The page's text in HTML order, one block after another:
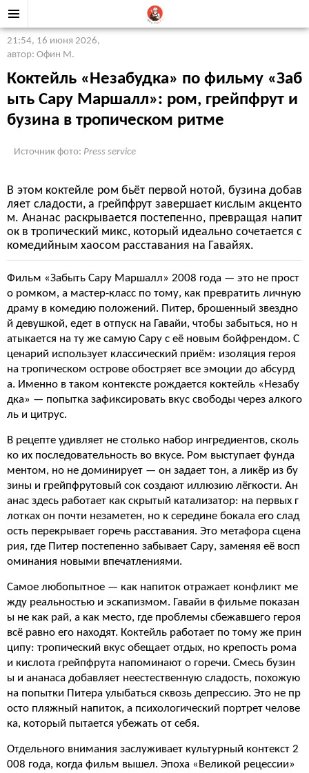
21:54, 16 июня 2026,
автор: Офин М.
Коктейль «Незабудка» по фильму «Заб
ыть Сару Маршалл»: ром, грейпфрут и
бузина в тропическом ритме
Источник фото: Press service
В этом коктейле ром бьёт первой нотой, бузина добав
ляет сладости, а грейпфрут завершает кислым акценто
м. Ананас раскрывается постепенно, превращая напит
ок в тропический микс, который идеально сочетается с
комедийным хаосом расставания на Гавайях.
Фильм «Забыть Сару Маршалл» 2008 года — это не прост
о ромком, а мастер-класс по тому, как превратить личную
драму в комедию положений. Питер, брошенный звездно
й девушкой, едет в отпуск на Гавайи, чтобы забыться, но н
атыкается на ту же самую Сару с её новым бойфрендом. С
ценарий использует классический приём: изоляция героя
на тропическом острове обостряет все эмоции до абсурд
а. Именно в таком контексте рождается коктейль «Незабу
дка» — попытка зафиксировать вкус свободы через алкого
ль и цитрус.
В рецепте удивляет не столько набор ингредиентов, сколь
ко их последовательность во вкусе. Ром выступает фунда
ментом, но не доминирует — он задает тон, а ликёр из бу
зины и грейпфрутовый сок создают иллюзию лёгкости. Ан
анас здесь работает как скрытый катализатор: на первых г
лотках он почти незаметен, но к середине бокала его слад
ость перекрывает горечь расставания. Это метафора сцена
рия, где Питер постепенно забывает Сару, заменяя её восп
оминания новыми впечатлениями.
Самое любопытное — как напиток отражает конфликт ме
жду реальностью и эскапизмом. Гавайи в фильме показан
ы не как рай, а как место, где проблемы сбежавшего героя
всё равно его находят. Коктейль работает по тому же прин
ципу: тропический вкус обещает отдых, но крепость рома
и кислота грейпфрута напоминают о горечи. Смесь бузин
ы и ананаса добавляет неестественную сладость, похожую
на попытки Питера улыбаться сквозь депрессию. Это не пр
осто пляжный напиток, а психологический портрет челове
ка, который пытается убежать от себя.
Отдельного внимания заслуживает культурный контекст 2
008 года, когда фильм вышел. Эпоха «Великой рецессии»